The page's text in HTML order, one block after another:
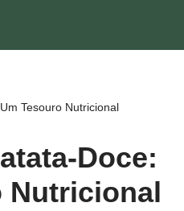
Tesouro Nutricional
Doce:
Nutricional